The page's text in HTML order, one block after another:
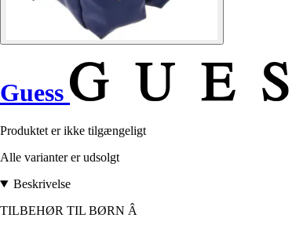
Guess
Produktet er ikke tilgængeligt
Alle varianter er udsolgt
Beskrivelse
TILBEHØR TIL BØRN Â